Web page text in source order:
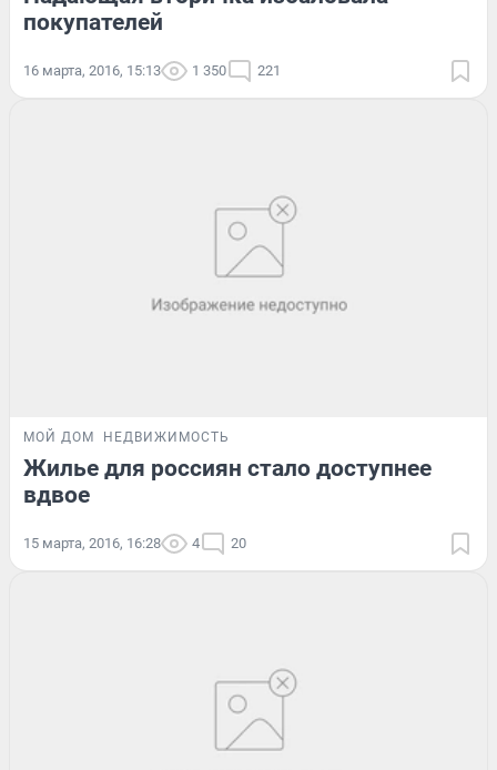
покупателей
16 марта, 2016, 15:13 1 350 221
МОЙ ДОМ НЕДВИЖИМОСТЬ
Жилье для россиян стало доступнее
вдвое
15 марта, 2016, 16:28 4 20